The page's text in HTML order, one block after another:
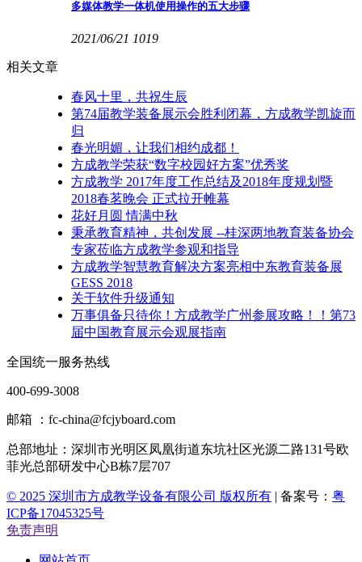
多媒体教学一体机使用操作的五大步骤
2021/06/21 1019
相关文章
春风十里，共祝生辰
第74届教学装备展示会胜利闭幕，方成教学凯旋而
归
春光明媚，让我们相约成都！
方成教学荣获“数字校园好方案”优秀奖
方成教学 2017年度工作总结及2018年度规划暨
2018春茗晚会 正式拉开帷幕
花好月圆 情满中秋
秉承教育精神，共创发展 --桂深两地教育装备协会
专家莅临方成教学参观和指导
方成教学智慧教育解决方案亮相中东教育装备展
GESS 2018
关于软件升级通知
万事俱备只待你！方成教学广州参展攻略！！第73
届中国教育展示会观展指南
全国统一服务热线
400-699-3008
邮箱 ：fc-china@fcjyboard.com
总部地址： 深圳市光明区凤凰街道东坑社区光源二路131号欧
菲光总部研发中心B栋7层707
© 2025 深圳市方成教学设备有限公司 版权所有 | 备案号： 粤
ICP备17045325号
免责声明